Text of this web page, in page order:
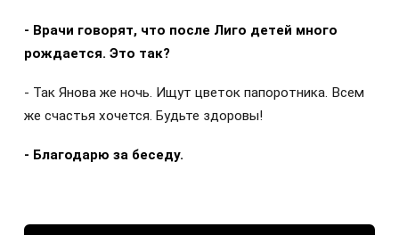
- Врачи говорят, что после Лиго детей много
рождается. Это так?
- Так Янова же ночь. Ищут цветок папоротника. Всем
же счастья хочется. Будьте здоровы!
- Благодарю за беседу.